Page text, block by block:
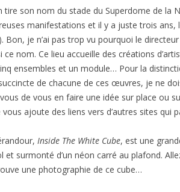
tire son nom du stade du Superdome de la
manifestations et il y a juste trois ans,
Bon, je n’ai pas trop vu pourquoi le
ce nom. Ce lieu accueille des créations
ensembles et un module… Pour la
de chacune de ces œuvres, je ne
de vous en faire une idée sur place ou
ajoute des liens vers d’autres sites qui
Inside The White Cube, est une
et surmonté d’un néon carré au plafond.
une photographie de ce cube…